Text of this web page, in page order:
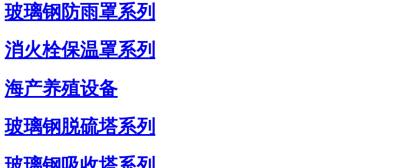
玻璃钢防雨罩系列
消火栓保温罩系列
海产养殖设备
玻璃钢脱硫塔系列